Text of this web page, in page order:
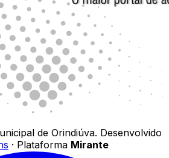
de Orindiúva. Desenvolvido
· Plataforma Mirante